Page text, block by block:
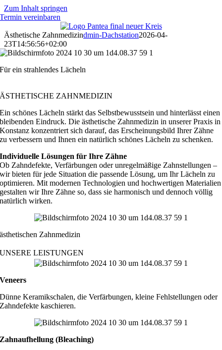
Zum Inhalt springen
Termin vereinbaren
Ästhetische Zahnmedizindmin-Dachstation2026-04-
23T14:56:56+02:00
Für ein strahlendes Lächeln
ÄSTHETISCHE ZAHNMEDIZIN
Ein schönes Lächeln stärkt das Selbstbewusstsein und hinterlässt einen
bleibenden Eindruck. Die ästhetische Zahnmedizin in unserer Praxis in
Konstanz konzentriert sich darauf, das Erscheinungsbild Ihrer Zähne
zu verbessern und Ihnen ein natürlich schönes Lächeln zu schenken.
Individuelle Lösungen für Ihre Zähne
Ob Zahndefekte, Verfärbungen oder unregelmäßige Zahnstellungen –
wir bieten für jede Situation die passende Lösung, um Ihr Lächeln zu
optimieren. Mit modernen Technologien und hochwertigen Materialien
gestalten wir Ihre Zähne so, dass sie harmonisch und dennoch völlig
natürlich wirken.
ästhetischen Zahnmedizin
UNSERE LEISTUNGEN
Veneers
Dünne Keramikschalen, die Verfärbungen, kleine Fehlstellungen oder
Zahndefekte kaschieren.
Zahnaufhellung (Bleaching)